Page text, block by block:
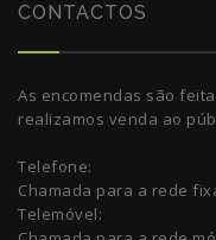
CONTACTOS
As encomendas são
realizamos venda ao
Telefone:
Chamada para a rede
Telemóvel: